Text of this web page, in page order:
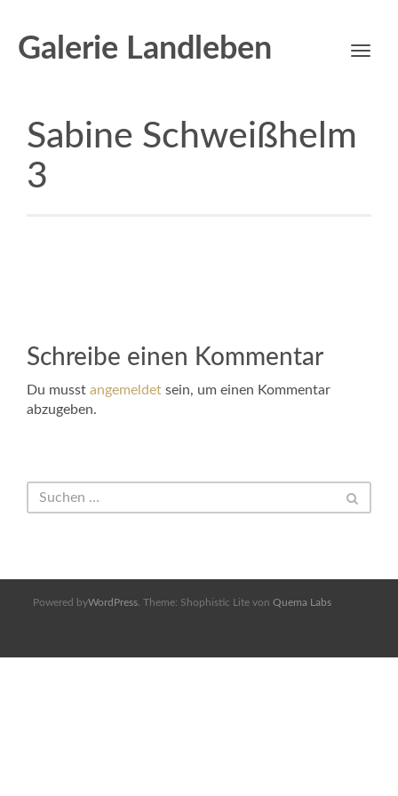
Galerie Landleben
Toggle
Sabine Schweißhelm
3
Schreibe einen Kommentar
Du musst angemeldet sein, um einen Kommentar
abzugeben.
Powered byWordPress . Theme: Shophistic Lite von Quema Labs